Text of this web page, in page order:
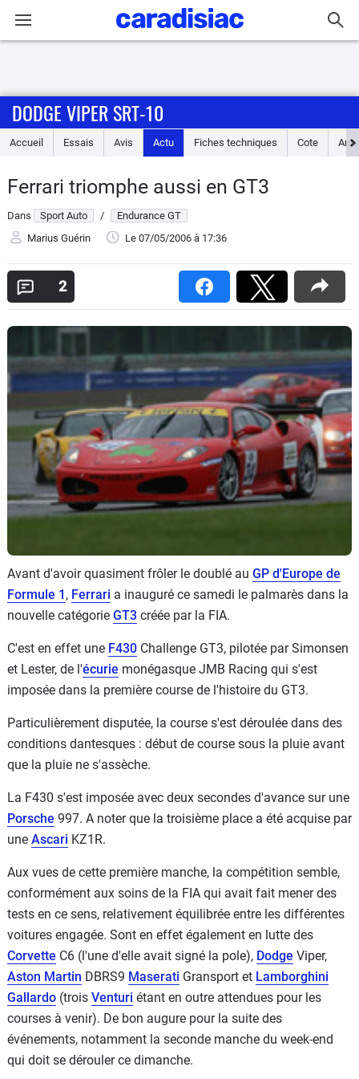
Accueil
Essais
Guide
Electriques
Utilitaires
Flottes
Auto
Services
Forum
Moto
DODGE VIPER SRT-10
Accueil Essais Avis Actu Fiches techniques Cote
Ferrari triomphe aussi en GT3
Dans Sport Auto /
Endurance GT
Marius Guérin
Le 07/05/2006 à 17:36
2
Avant d'avoir quasiment frôler le doublé au GP d'Europe de
Formule 1 , Ferrari a inauguré ce samedi le palmarès dans la
nouvelle catégorie GT3 créée par la FIA.
C'est en effet une F430 Challenge GT3, pilotée par Simonsen
et Lester, de l'écurie monégasque JMB Racing qui s'est
imposée dans la première course de l'histoire du GT3.
Particulièrement disputée, la course s'est déroulée dans des
conditions dantesques : début de course sous la pluie avant
que la pluie ne s'assèche.
La F430 s'est imposée avec deux secondes d'avance sur une
Porsche 997. A noter que la troisième place a été acquise par
une Ascari KZ1R.
Aux vues de cette première manche, la compétition semble,
conformément aux soins de la FIA qui avait fait mener des
tests en ce sens, relativement équilibrée entre les différentes
voitures engagée. Sont en effet également en lutte des
Corvette C6 (l'une d'elle avait signé la pole), Dodge Viper,
Aston Martin DBRS9 Maserati Gransport et Lamborghini
Gallardo (trois Venturi étant en outre attendues pour les
courses à venir). De bon augure pour la suite des
événements, notamment la seconde manche du week-end
qui doit se dérouler ce dimanche.